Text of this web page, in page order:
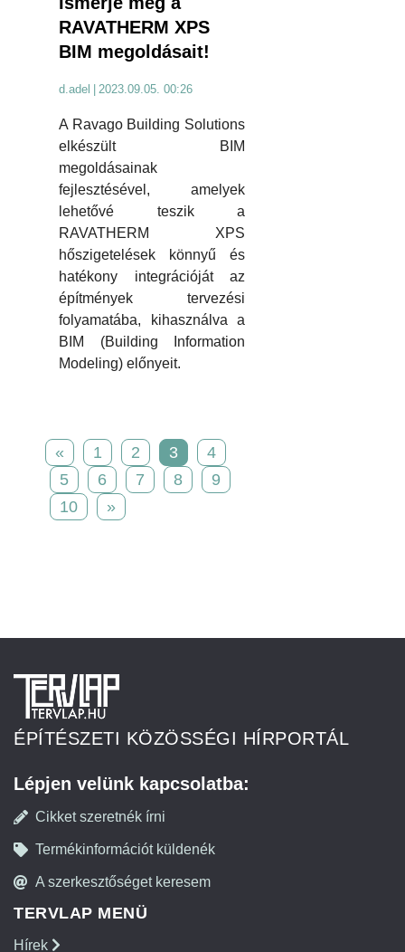
RAVATHERM XPS
BIM megoldásait!
d.adel 2023.09.05. 00:26
A Ravago Building Solutions
elkészült BIM
megoldásainak
fejlesztésével, amelyek
lehetővé teszik a
RAVATHERM XPS
hőszigetelések könnyű és
hatékony integrációját az
építmények tervezési
folyamatába, kihasználva a
BIM (Building Information
Modeling) előnyeit.
« 1 2 3
4
5
6 7 8
9
10
»
ÉPÍTÉSZETI KÖZÖSSÉGI HÍRPORTÁL
Lépjen velünk kapcsolatba:
Cikket szeretnék írni
Termékinformációt küldenék
A szerkesztőséget keresem
TERVLAP MENÜ
Hírek